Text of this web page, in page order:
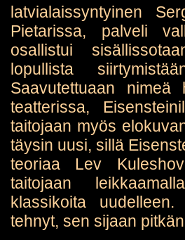
latvialaissyntyinen
Pietarissa, palveli
osallistui
lopullista
Saavutettuaan nimeä
teatterissa,
taitojaan myös
täysin uusi, sillä
teoriaa Lev
taitojaan
klassikoita
tehnyt, sen sijaan